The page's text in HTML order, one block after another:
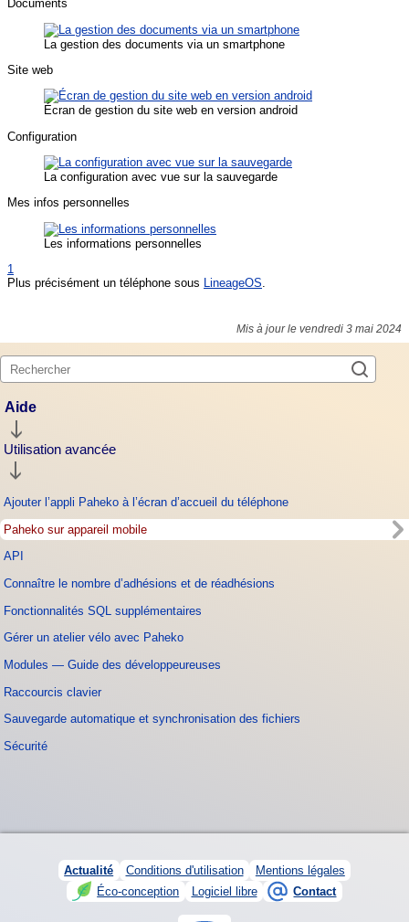
Aide
Utilisation avancée
Ajouter l’appli Paheko à l’écran d’accueil du téléphone
Paheko sur appareil mobile
API
Connaître le nombre d’adhésions et de réadhésions
Fonctionnalités SQL supplémentaires
Gérer un atelier vélo avec Paheko
Modules — Guide des développeureuses
Raccourcis clavier
Sauvegarde automatique et synchronisation des fichiers
Sécurité
Documents
La gestion des documents via un smartphone
Site web
Écran de gestion du site web en version android
Configuration
La configuration avec vue sur la sauvegarde
Mes infos personnelles
Les informations personnelles
1
Plus précisément un téléphone sous LineageOS.
Mis à jour le vendredi 3 mai 2024
Actualité Conditions d'utilisation
Mentions légales
Éco-conception
Logiciel libre Contact